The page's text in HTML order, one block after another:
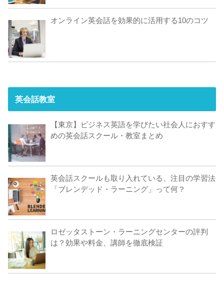
オンライン英会話を効果的に活用する10のコツ
英会話教室
【東京】ビジネス英語を学びたい社会人におすす
めの英会話スクール・教室まとめ
英会話スクールも取り入れている、注目の学習法
「ブレンデッド・ラーニング」って何？
ロゼッタストーン・ラーニングセンターの評判
は？効果や料金、講師を徹底検証